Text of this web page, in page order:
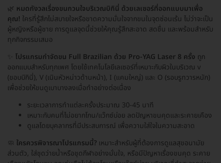
🌿 หมดกังวลเรื่องขนกวนใจบริเวณบิกินี่ ด้วยเลเซอร์ที่ออกแบบมาเพื่อ
คุณ! ใครที่รู้สึกไม่สบายใจหรือขาดความมั่นใจจากขนในจุดซ่อนเร้น ไม่ว่าจะเป็น
ผู้หญิงหรือผู้ชาย การดูแลจุดนี้ช่วยให้คุณรู้สึกสะอาด สดชื่น และพร้อมสำหรับ
ทุกกิจกรรมเสมอ
โปรแกรมกำจัดขน Full Brazilian ด้วย Pro-YAG Laser 8 ครั้ง ถูก
ออกแบบสำหรับทุกเพศ โดยใช้เทคโนโลยีเลเซอร์ที่เหมาะกับผิวในบริเวณ v
(ขอบบิกินี่), V (เนินหัวหน่าวด้านหน้า), I (แคมใหญ่) และ O (รอบรูทวารหนัก)
เพื่อช่วยให้ขนดูเบาบางลงเมื่อทำอย่างต่อเนื่อง
ระยะเวลาการทำแต่ละครั้งประมาณ 30-45 นาที
เหมาะกับคนที่ไม่อยากโกน/แว๊กซ์บ่อย ลดปัญหาขนคุดและระคายเคือง
ดูแลโดยบุคลากรที่มีประสบการณ์ เพื่อความใส่ใจในความสะอาด
🧼 ใครควรพิจารณาโปรแกรมนี้? เหมาะสำหรับผู้ที่ต้องการดูแลสุขอนามัย
ส่วนตัว, ใส่ชุดว่ายน้ำหรือชุดกีฬาอย่างมั่นใจ, หรือมีปัญหาเรื่องขนคุด ระคาย